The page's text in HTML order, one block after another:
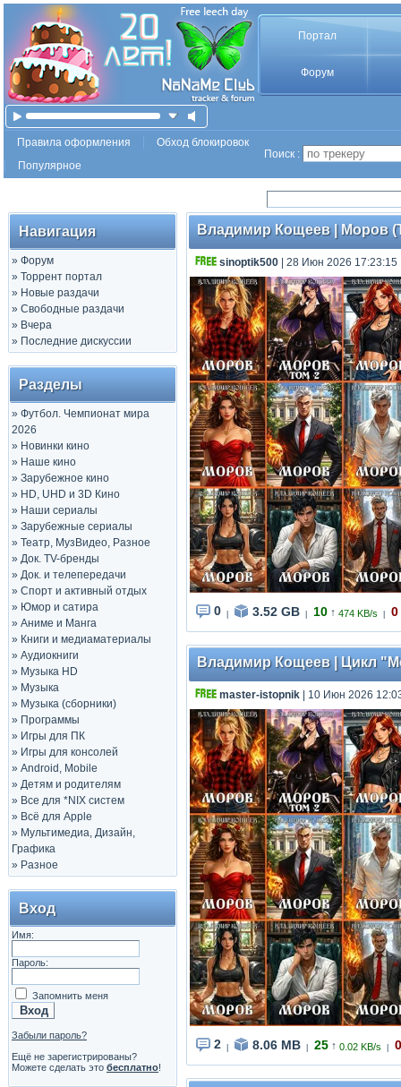
Портал
Форум
Правила оформления
Обход блокировок
Популярное
Поиск :
Навигация
» Форум
» Торрент портал
» Новые раздачи
» Свободные раздачи
» Вчера
» Последние дискуссии
Разделы
» Футбол. Чемпионат мира
2026
» Новинки кино
» Наше кино
» Зарубежное кино
» HD, UHD и 3D Кино
» Наши сериалы
» Зарубежные сериалы
» Театр, МузВидео, Разное
» Док. TV-бренды
» Док. и телепередачи
» Спорт и активный отдых
» Юмор и сатира
» Аниме и Манга
» Книги и медиаматериалы
» Аудиокниги
» Музыка HD
» Музыка
» Музыка (сборники)
» Программы
» Игры для ПК
» Игры для консолей
» Android, Mobile
» Детям и родителям
» Все для *NIX систем
» Всё для Apple
» Мультимедиа, Дизайн,
Графика
» Разное
Вход
Имя:
Пароль:
Запомнить меня
Забыли пароль?
Ещё не зарегистрированы?
Можете сделать это бесплатно!
Владимир Кощеев | Моров
sinoptik500 | 28 Июн 2026 17:23:15
0 3.52 GB 10 ↑ 474 KB/s 0
Владимир Кощеев | Цикл
master-istopnik | 10 Июн 2026
2 8.06 MB 25 ↑ 0.02 KB/s 0